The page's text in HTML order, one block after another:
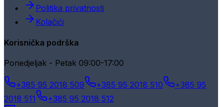
Politika privatnosti
Kolačići
Korisnička podrška
Ponedjeljak - Petak 09:00-17:00
+385 95 2018 509 +385 95 2018 510
+385 95
2018 511
+385 95 2018 512